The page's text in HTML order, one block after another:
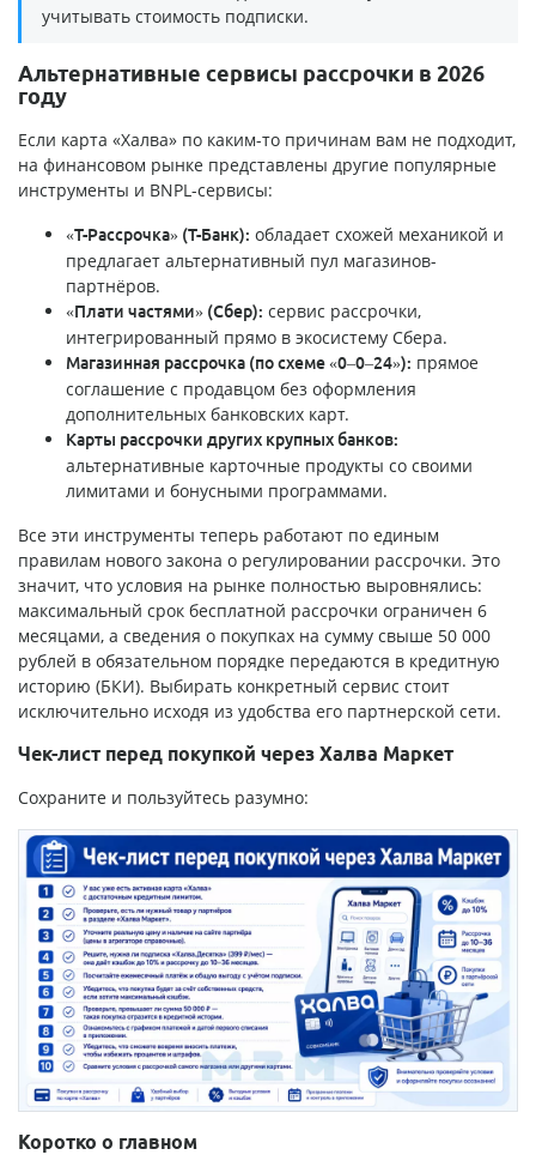
учитывать стоимость подписки.
Альтернативные сервисы рассрочки в 2026
году
Если карта «Халва» по каким-то причинам вам не подходит,
на финансовом рынке представлены другие популярные
инструменты и BNPL-сервисы:
«Т-Рассрочка» (Т-Банк): обладает схожей механикой и
предлагает альтернативный пул магазинов-
партнёров.
«Плати частями» (Сбер): сервис рассрочки,
интегрированный прямо в экосистему Сбера.
Магазинная рассрочка (по схеме «0–0–24»): прямое
соглашение с продавцом без оформления
дополнительных банковских карт.
Карты рассрочки других крупных банков:
альтернативные карточные продукты со своими
лимитами и бонусными программами.
Все эти инструменты теперь работают по единым
правилам нового закона о регулировании рассрочки. Это
значит, что условия на рынке полностью выровнялись:
максимальный срок бесплатной рассрочки ограничен 6
месяцами, а сведения о покупках на сумму свыше 50 000
рублей в обязательном порядке передаются в кредитную
историю (БКИ). Выбирать конкретный сервис стоит
исключительно исходя из удобства его партнерской сети.
Чек-лист перед покупкой через Халва Маркет
Сохраните и пользуйтесь разумно:
Коротко о главном